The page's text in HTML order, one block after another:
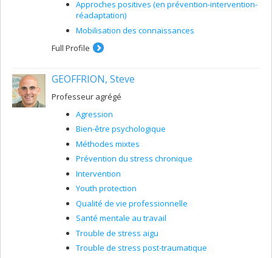
Approches positives (en prévention-intervention-
réadaptation)
Mobilisation des connaissances
Full Profile
GEOFFRION, Steve
Professeur agrégé
Agression
Bien-être psychologique
Méthodes mixtes
Prévention du stress chronique
Intervention
Youth protection
Qualité de vie professionnelle
Santé mentale au travail
Trouble de stress aigu
Trouble de stress post-traumatique